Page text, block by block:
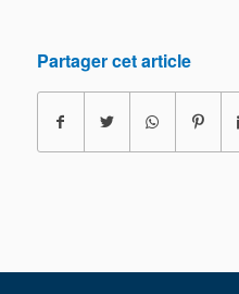
Partager cet article